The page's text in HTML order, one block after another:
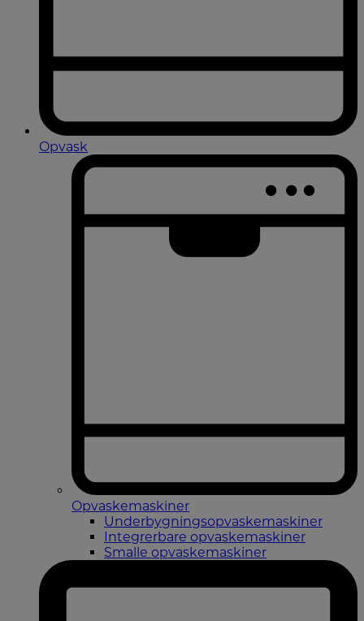
Opvask
Opvaskemaskiner
Underbygningsopvaskemaskiner
Integrerbare opvaskemaskiner
Smalle opvaskemaskiner